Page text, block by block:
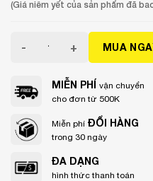
31.600.000 ₫.
(Giá niêm yết của sản phẩm đã
Dép Cao Gót Hermès
MUA
MIỄN PHÍ vận chuyển
cho đơn từ 500K
Miễn phí ĐỔI HÀNG
trong 30 ngày
ĐA DẠNG
hình thức thanh toán